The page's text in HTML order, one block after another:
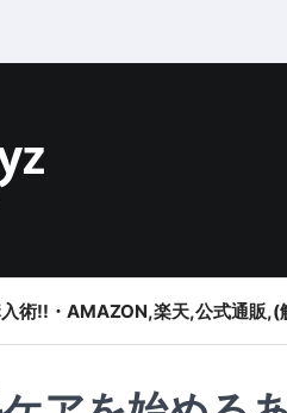
術!!・AMAZON,楽天,公式通販